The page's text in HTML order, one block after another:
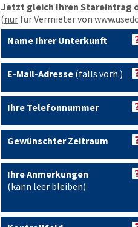
Jetzt gleich Ihren Stareintrag
(nurfür Vermieter von
Name Ihrer Unterkunft
E-Mail-Adresse(falls vorh.)
Ihre Telefonnummer
Gewünschter Zeitraum
Ihre Anmerkungen
(kann leer bleiben)